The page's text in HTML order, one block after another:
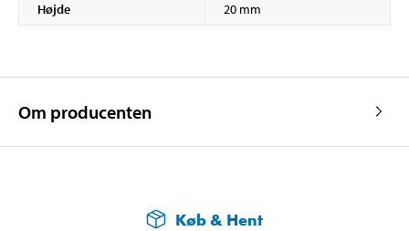
Højde 20 mm
Om producenten
Køb & Hent